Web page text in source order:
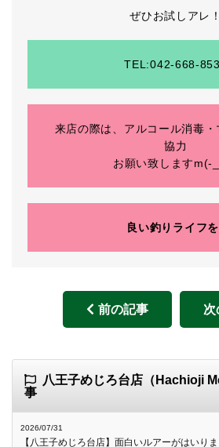
ぜひお試しアレ！
TEL:042-668-
来店の際は、アルコール消毒
協力
お願い致しますm(-
良い釣りライフ
前の記事 次
八王子めじろ台店（Hachioji
事
2026/07/31
【八王子めじろ台店】面白いルアーがはいりま